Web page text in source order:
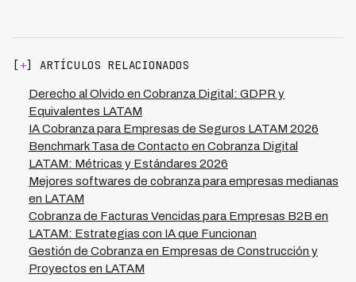
escalable.
para cumplir con regulaciones de México, Brasil,
Colombia, Chile, Argentina y otros países de LATAM
millonarias por incumplimiento. Kleva mantiene 0
violaciones regulatorias operando en 7 países gracias a
compliance automático adaptado a cada jurisdicción,
imposible de mantener consistentemente con gestión
manual.
[ +] ARTÍCULOS RELACIONADOS
Derecho al Olvido en Cobranza Digital: GDPR y
Equivalentes LATAM
IA Cobranza para Empresas de Seguros LATAM 2026
Benchmark Tasa de Contacto en Cobranza Digital
LATAM: Métricas y Estándares 2026
Mejores softwares de cobranza para empresas medianas
en LATAM
Cobranza de Facturas Vencidas para Empresas B2B en
LATAM: Estrategias con IA que Funcionan
Gestión de Cobranza en Empresas de Construcción y
Proyectos en LATAM